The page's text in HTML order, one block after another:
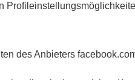
des Anbieters